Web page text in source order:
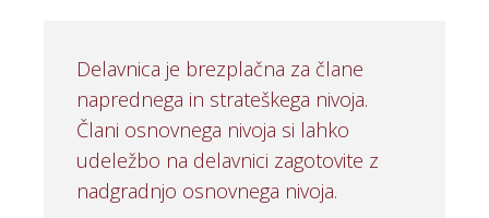
Delavnica je brezplačna za člane
naprednega in strateškega nivoja.
Člani osnovnega nivoja si lahko
udeležbo na delavnici zagotovite z
nadgradnjo osnovnega nivoja.